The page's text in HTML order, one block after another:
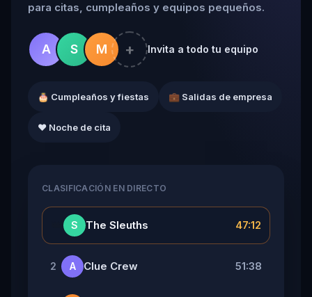
para citas, cumpleaños y equipos pequeños.
A S M + Invita a todo tu equipo
🎂 Cumpleaños y fiestas 💼 Salidas de empresa
❤️ Noche de cita
CLASIFICACIÓN EN DIRECTO
S The Sleuths 47:12
2 A Clue Crew 51:38